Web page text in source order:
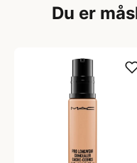
Du er